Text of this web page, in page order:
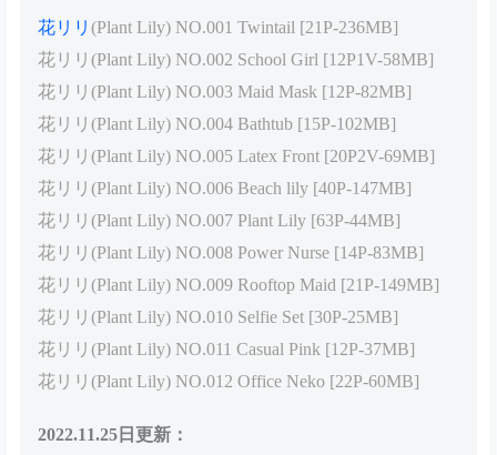
花リリ (Plant Lily) NO.001 Twintail [21P-236MB]
花リリ(Plant Lily) NO.002 School Girl [12P1V-58MB]
花リリ(Plant Lily) NO.003 Maid Mask [12P-82MB]
花リリ(Plant Lily) NO.004 Bathtub [15P-102MB]
花リリ(Plant Lily) NO.005 Latex Front [20P2V-69MB]
花リリ(Plant Lily) NO.006 Beach lily [40P-147MB]
花リリ(Plant Lily) NO.007 Plant Lily [63P-44MB]
花リリ(Plant Lily) NO.008 Power Nurse [14P-83MB]
花リリ(Plant Lily) NO.009 Rooftop Maid [21P-149MB]
花リリ(Plant Lily) NO.010 Selfie Set [30P-25MB]
花リリ(Plant Lily) NO.011 Casual Pink [12P-37MB]
花リリ(Plant Lily) NO.012 Office Neko [22P-60MB]
2022.11.25日更新：